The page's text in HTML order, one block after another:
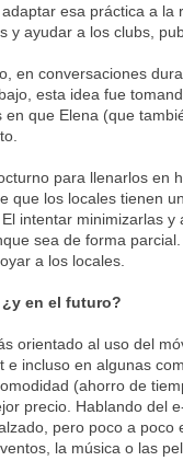
esa práctica a la
y ayudar a los clubs,
en conversaciones
esta idea fue
que Elena (que
para llenarlos en
los locales tienen
intentar minimizarlas
sea de forma
a los locales.
en el futuro?
orientado al uso del
incluso en algunas
(ahorro de
precio. Hablando del
pero poco a poco
la música o las